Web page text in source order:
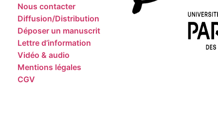
Nous contacter
Diffusion/Distribution
Déposer un manuscrit
Lettre d’information
Vidéo & audio
Mentions légales
CGV